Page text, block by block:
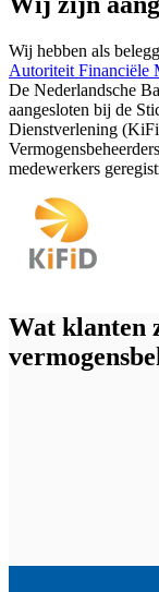
Wij hebben als
Autoriteit Financiële
De Nederlandsche
aangesloten bij de
Dienstverlening
medewerkers
Wat klanten